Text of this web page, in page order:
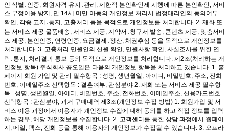
인 식별․인증, 회원자격 유지․관리, 제한적 본인확인제 시행에 따른 본인확인, 서비
스 부정이용 방지, 만 14세 미만 아동의 개인정보 처리시 법정대리인의 동의여부
확인, 각종 고지․통지, 고충처리 등을 목적으로 개인정보를 처리합니다. 2. 재화 또
는 서비스 제공 물품배송, 서비스 제공, 계약서․청구서 발송, 콘텐츠 제공, 맞춤서비
스 제공, 본인인증, 연령인증, 요금결제․정산, 채권추심 등을 목적으로 개인정보를
처리합니다. 3. 고충처리 민원인의 신원 확인, 민원사항 확인, 사실조사를 위한 연
락․통지, 처리결과 통보 등의 목적으로 개인정보를 처리합니다. 제2조(처리하는 개
인정보 항목) 주식회사 공오일은 다음의 개인정보 항목을 처리하고 있습니다. 1. 홈
페이지 회원 가입 및 관리 필수항목 : 성명, 생년월일, 아이디, 비밀번호, 주소, 전화
번호, 이메일주소 선택항목 : 결혼여부, 관심분야 2. 재화 또는 서비스 제공 필수항
목 : 성명, 생년월일, 아이디, 비밀번호, 주소, 전화번호, 이메일주소, 신용카드번호
선택항목 : 관심분야, 과거 구매내역 제3조(개인정보 수집 방법) 1. 회원가입 및 서
비스 이용 과정에서 이용자가 개인정보 수집에 대해 동의를 하고 직접 정보를 입력
하는 경우, 해당 개인정보를 수집합니다. 2. 고객센터를 통한 상담 과정에서 웹페이
지, 메일, 팩스, 전화 등을 통해 이용자의 개인정보가 수집될 수 있습니다. 3. 오프라